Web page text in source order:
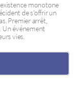
monotone
de s’offrir un
Premier arrêt,
Un événement
vies.